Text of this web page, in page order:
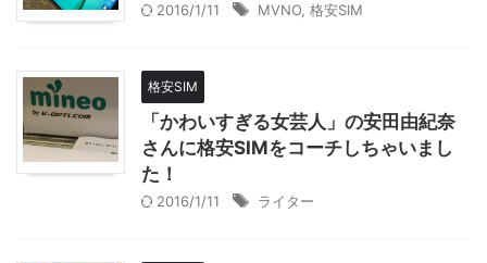
2016/1/11 MVNO 格安SIM
格安SIM
「かわいすぎる女芸人」の安田由紀奈
さんに格安SIMをコーチしちゃいまし
た！
2016/1/11 ライター